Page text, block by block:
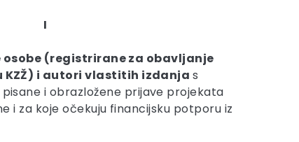
I
osobe (registrirane za obavljanje
i autori vlastitih izdanja s
i obrazložene prijave projekata
i za koje očekuju financijsku potporu iz